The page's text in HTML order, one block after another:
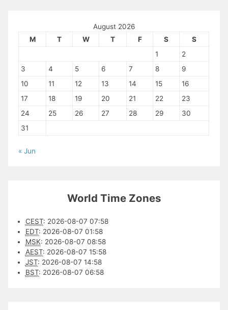
August 2026
M
T W T F S
S
1
2
3
4 5 6 7 8
9
10
11 12 13 14 15
16
17
18 19 20 21 22
23
24
25 26 27 28 29
30
31
« Jun
World Time Zones
CEST: 2026-08-07 07:58
EDT: 2026-08-07 01:58
MSK: 2026-08-07 08:58
AEST: 2026-08-07 15:58
JST: 2026-08-07 14:58
BST: 2026-08-07 06:58